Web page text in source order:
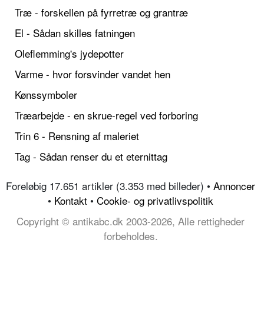
Træ - forskellen på fyrretræ og grantræ
El - Sådan skilles fatningen
Oleflemming's jydepotter
Varme - hvor forsvinder vandet hen
Kønssymboler
Træarbejde - en skrue-regel ved forboring
Trin 6 - Rensning af maleriet
Tag - Sådan renser du et eternittag
Foreløbig 17.651 artikler (3.353 med billeder) • Annoncer
• Kontakt • Cookie- og privatlivspolitik
Copyright © antikabc.dk 2003-2026, Alle rettigheder
forbeholdes.